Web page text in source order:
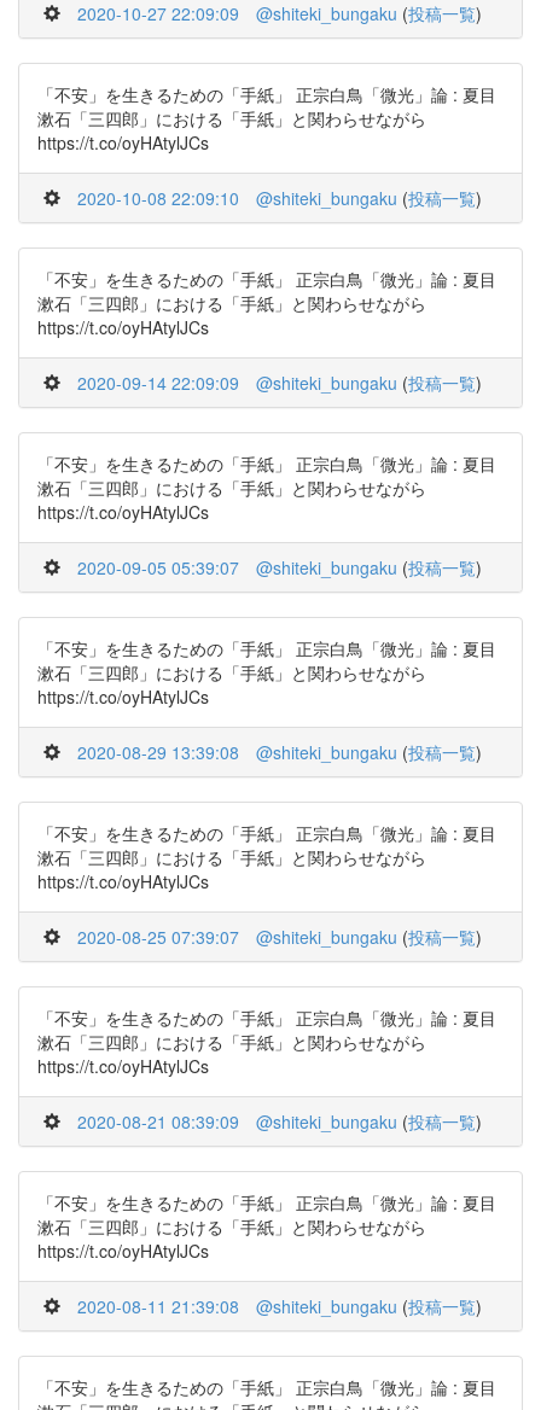
2020-10-27 22:09:09 @shiteki_bungaku (投稿一覧)
「不安」を生きるための「手紙」 正宗白鳥「微光」論 : 夏目
漱石「三四郎」における「手紙」と関わらせながら
https://t.co/oyHAtylJCs
2020-10-08 22:09:10 @shiteki_bungaku (投稿一覧)
「不安」を生きるための「手紙」 正宗白鳥「微光」論 : 夏目
漱石「三四郎」における「手紙」と関わらせながら
https://t.co/oyHAtylJCs
2020-09-14 22:09:09 @shiteki_bungaku (投稿一覧)
「不安」を生きるための「手紙」 正宗白鳥「微光」論 : 夏目
漱石「三四郎」における「手紙」と関わらせながら
https://t.co/oyHAtylJCs
2020-09-05 05:39:07 @shiteki_bungaku (投稿一覧)
「不安」を生きるための「手紙」 正宗白鳥「微光」論 : 夏目
漱石「三四郎」における「手紙」と関わらせながら
https://t.co/oyHAtylJCs
2020-08-29 13:39:08 @shiteki_bungaku (投稿一覧)
「不安」を生きるための「手紙」 正宗白鳥「微光」論 : 夏目
漱石「三四郎」における「手紙」と関わらせながら
https://t.co/oyHAtylJCs
2020-08-25 07:39:07 @shiteki_bungaku (投稿一覧)
「不安」を生きるための「手紙」 正宗白鳥「微光」論 : 夏目
漱石「三四郎」における「手紙」と関わらせながら
https://t.co/oyHAtylJCs
2020-08-21 08:39:09 @shiteki_bungaku (投稿一覧)
「不安」を生きるための「手紙」 正宗白鳥「微光」論 : 夏目
漱石「三四郎」における「手紙」と関わらせながら
https://t.co/oyHAtylJCs
2020-08-11 21:39:08 @shiteki_bungaku (投稿一覧)
「不安」を生きるための「手紙」 正宗白鳥「微光」論 : 夏目